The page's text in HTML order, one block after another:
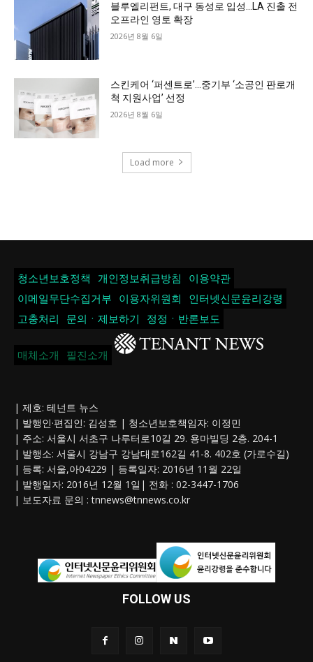
블루엘리펀트, 대구 동성로 입성…LA 진출 전
오프라인 영토 확장
2026년 8월 6일
스킨케어 ‘퍼센트로’…중기부 ‘소공인 판로개
척 지원사업’ 선정
2026년 8월 6일
Load more
청소년보호정책 개인정보취급방침
이용약관
이메일무단수집거부
이용자위원회
인터넷신문윤리강령
고충처리
문의ㆍ제보하기 정정ㆍ반론보도
매체소개 필진소개
| 제호: 테넌트 뉴스
| 발행인·편집인: 김성호 | 청소년보호책임자: 이정민
| 주소: 서울시 서초구 나루터로10길 29. 용마빌딩 2층. 204-1
| 발행소: 서울시 강남구 강남대로162길 41-8. 402호 (가로수길)
| 등록: 서울,아04229 | 등록일자: 2016년 11월 22일
| 발행일자: 2016년 12월 1일| 전화 : 02-3447-1706
| 보도자료 문의 :tnnews@tnnews.co.kr
FOLLOW US